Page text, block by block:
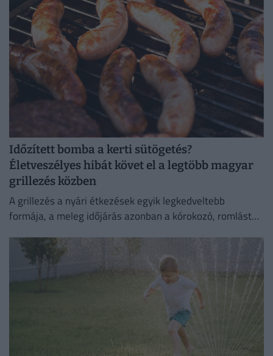
Időzített bomba a kerti sütögetés?
Életveszélyes hibát követ el a legtöbb magyar
grillezés közben
A grillezés a nyári étkezések egyik legkedveltebb
formája, a meleg időjárás azonban a kórokozó, romlást